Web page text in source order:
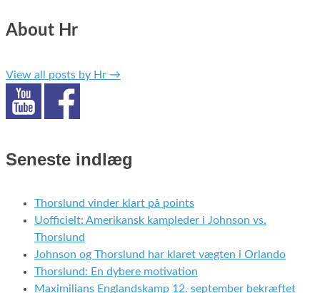
About Hr
View all posts by Hr →
Seneste indlæg
Thorslund vinder klart på points
Uofficielt: Amerikansk kampleder i Johnson vs.
Thorslund
Johnson og Thorslund har klaret vægten i Orlando
Thorslund: En dybere motivation
Maximilians Englandskamp 12. september bekræftet